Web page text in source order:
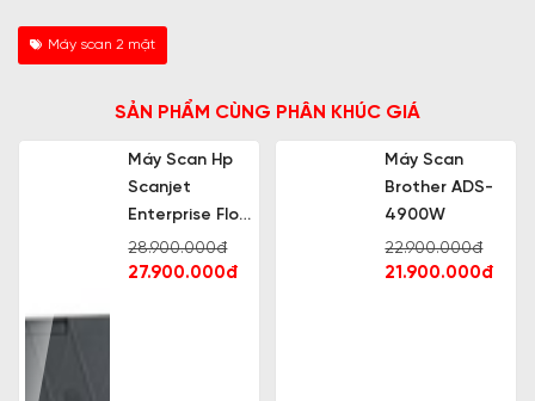
Máy scan 2 mặt
SẢN PHẨM CÙNG PHÂN KHÚC GIÁ
Máy Scan Hp
Scanjet
Enterprise Flow
N7000 Snw1
28.900.000đ
27.900.000đ
Máy Scan
Brother ADS-
4900W
22.900.000đ
21.900.000đ